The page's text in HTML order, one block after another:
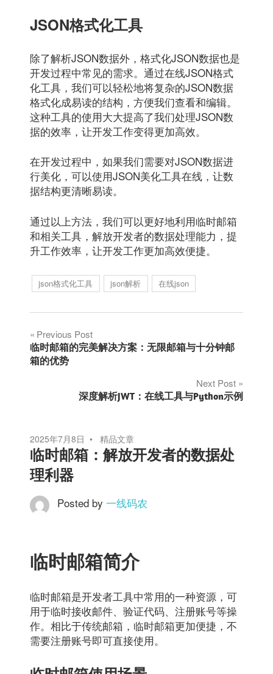
JSON格式化工具
除了解析JSON数据外，格式化JSON数据也是
开发过程中常见的需求。通过在线JSON格式
化工具，我们可以轻松地将复杂的JSON数据
格式化成易读的结构，方便我们查看和编辑。
这种工具的使用大大提高了我们处理JSON数
据的效率，让开发工作变得更加高效。
在开发过程中，如果我们需要对JSON数据进
行美化，可以使用JSON美化工具在线，让数
据结构更清晰易读。
通过以上方法，我们可以更好地利用临时邮箱
和相关工具，解放开发者的数据处理能力，提
升工作效率，让开发工作更加高效便捷。
json格式化工具 json解析 在线json
文
章
Previous Post
临时邮箱的完美解决方案：无限邮箱与十分钟邮
箱的优势
Next Post
深度解析JWT：在线工具与Python示例
2025年7月8日 精品文章
临时邮箱：解放开发者的数据处
理利器
Posted by 一线码农
临时邮箱简介
临时邮箱是开发者工具中常用的一种资源，可
用于临时接收邮件、验证代码、注册账号等操
作。相比于传统邮箱，临时邮箱更加便捷，不
需要注册账号即可直接使用。